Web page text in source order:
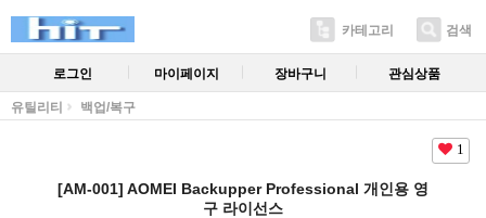
카테고리 검색
로그인 마이페이지 장바구니 관심상품
유틸리티 백업/복구
1
[AM-001] AOMEI Backupper Professional 개인용 영
구 라이선스